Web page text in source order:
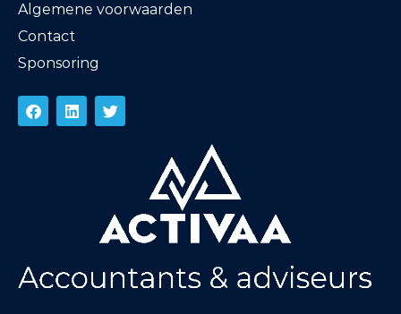
Algemene voorwaarden
Contact
Sponsoring